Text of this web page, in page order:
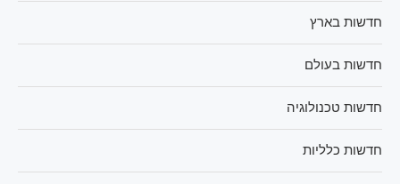
חדשות בארץ
חדשות בעולם
חדשות טכנולוגיה
חדשות כלליות